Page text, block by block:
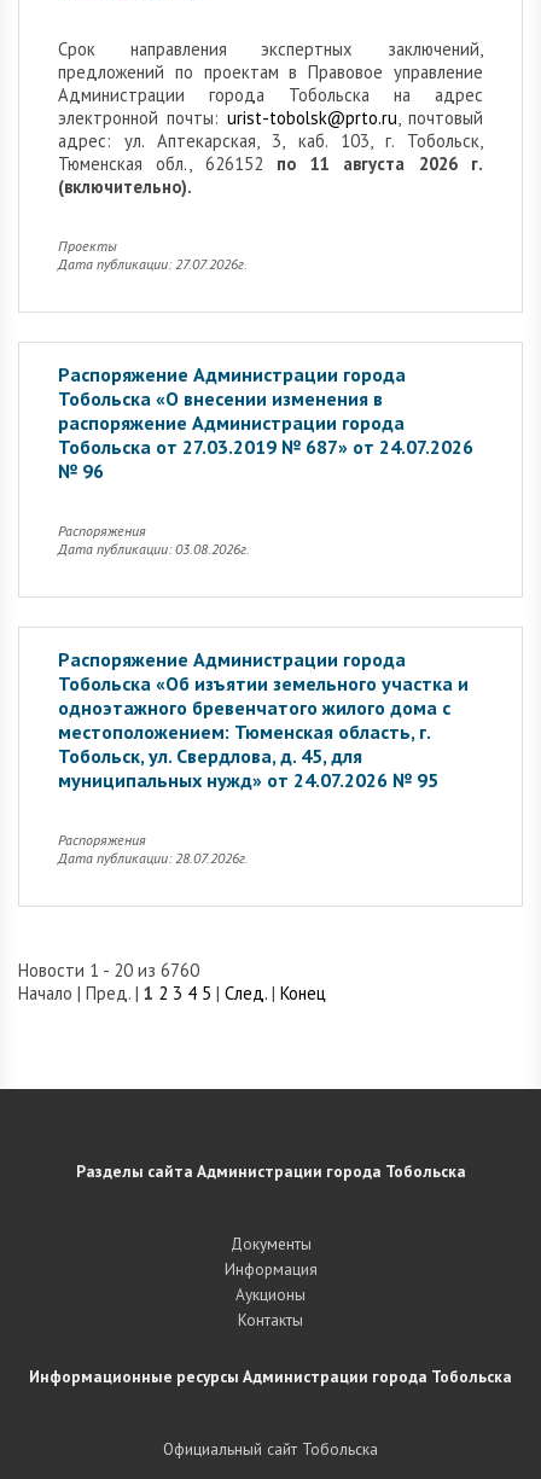
Cрок направления экспертных заключений,
предложений по проектам в Правовое управление
Администрации города Тобольска на адрес
электронной почты: urist-tobolsk@prto.ru, почтовый
адрес: ул. Аптекарская, 3, каб. 103, г. Тобольск,
Тюменская обл., 626152 по 11 августа 2026 г.
(включительно).
Проекты
Дата публикации: 27.07.2026г.
Распоряжение Администрации города
Тобольска «О внесении изменения в
распоряжение Администрации города
Тобольска от 27.03.2019 № 687» от 24.07.2026
№ 96
Распоряжения
Дата публикации: 03.08.2026г.
Распоряжение Администрации города
Тобольска «Об изъятии земельного участка и
одноэтажного бревенчатого жилого дома с
местоположением: Тюменская область, г.
Тобольск, ул. Свердлова, д. 45, для
муниципальных нужд» от 24.07.2026 № 95
Распоряжения
Дата публикации: 28.07.2026г.
Новости 1 - 20 из 6760
Начало | Пред. | 1 2 3 4 5 | След. | Конец
Разделы сайта Администрации города Тобольска
Документы
Информация
Аукционы
Контакты
Информационные ресурсы Администрации города Тобольска
Официальный сайт Тобольска